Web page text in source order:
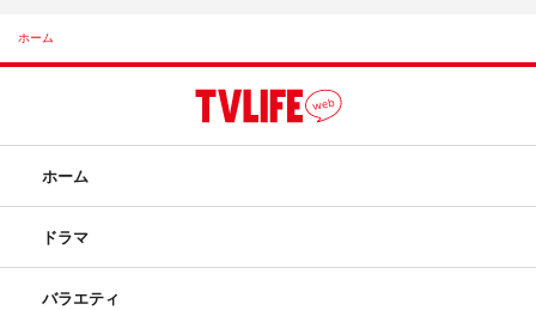
ホーム
ホーム
ドラマ
バラエティ